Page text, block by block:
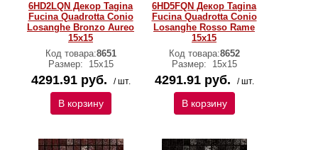
6HD2LQN Декор Tagina
Fucina Quadrotta Conio
Losanghe Bronzo Aureo
15x15
Код товара:8651
Размер:
15x15
4291.91 руб. / шт.
В корзину
6HD5FQN Декор Tagina
Fucina Quadrotta Conio
Losanghe Rosso Rame
15x15
Код товара:8652
Размер:
15x15
4291.91 руб. / шт.
В корзину